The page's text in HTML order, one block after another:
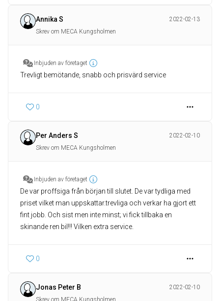
Annika S
2022-02-13
Skrev om MECA Kungsholmen
Inbjuden av företaget
Trevligt bemötande, snabb och prisvärd service
0
Per Anders S
2022-02-10
Skrev om MECA Kungsholmen
Inbjuden av företaget
De var proffsiga från början till slutet. De var tydliga med
priset vilket man uppskattar.trevliga och verkar ha gjort ett
fint jobb. Och sist men inte minst; vi fick tillbaka en
skinande ren bil!!! Vilken extra service.
0
Jonas Peter B
2022-02-10
Skrev om MECA Kungsholmen